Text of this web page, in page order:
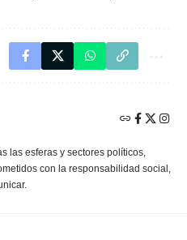
las esferas y sectores políticos,
con la responsabilidad social,